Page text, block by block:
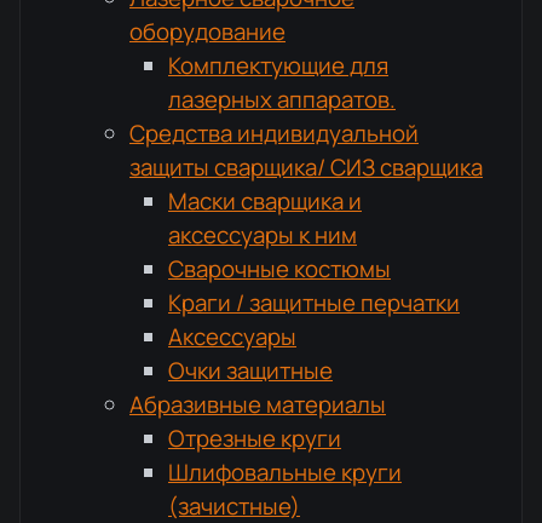
оборудование
Комплектующие для
лазерных аппаратов.
Средства индивидуальной
защиты сварщика/ СИЗ сварщика
Маски сварщика и
аксессуары к ним
Сварочные костюмы
Краги / защитные перчатки
Аксессуары
Очки защитные
Абразивные материалы
Отрезные круги
Шлифовальные круги
(зачистные)